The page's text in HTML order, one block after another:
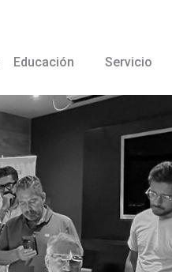
Educación Servicio